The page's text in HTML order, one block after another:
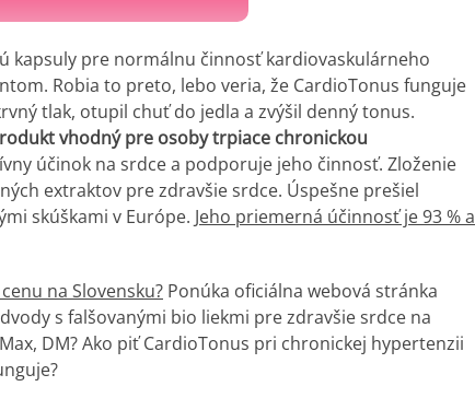
kapsuly pre normálnu činnosť kardiovaskulárneho
Robia to preto, lebo veria, že CardioTonus funguje
tlak, otupil chuť do jedla a zvýšil denný tonus.
vhodný pre osoby trpiace chronickou
účinok na srdce a podporuje jeho činnosť. Zloženie
extraktov pre zdravšie srdce. Úspešne prešiel
skúškami v Európe. Jeho priemerná účinnosť je 93 % a
na Slovensku? Ponúka oficiálna webová stránka
s falšovanými bio liekmi pre zdravšie srdce na
DM? Ako piť CardioTonus pri chronickej hypertenzii